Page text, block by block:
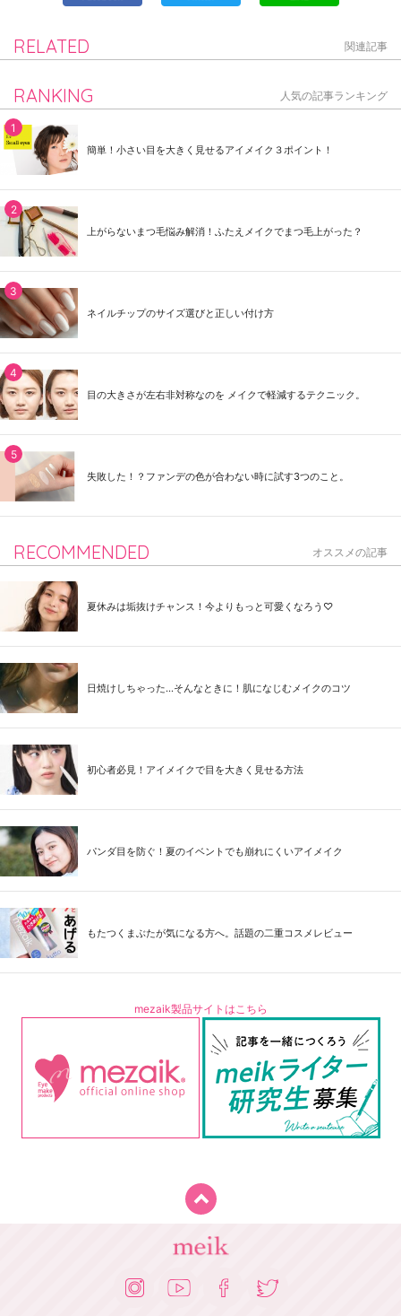
RELATED 関連記事
RANKING 人気の記事ランキング
簡単！小さい目を大きく見せるアイメイク３ポイント！
上がらないまつ毛悩み解消！ふたえメイクでまつ毛上がった？
ネイルチップのサイズ選びと正しい付け方
目の大きさが左右非対称なのを メイクで軽減するテクニック。
失敗した！？ファンデの色が合わない時に試す3つのこと。
RECOMMENDED オススメの記事
夏休みは垢抜けチャンス！今よりもっと可愛くなろう♡
日焼けしちゃった...そんなときに！肌になじむメイクのコツ
初心者必見！アイメイクで目を大きく見せる方法
パンダ目を防ぐ！夏のイベントでも崩れにくいアイメイク
もたつくまぶたが気になる方へ。話題の二重コスメレビュー
mezaik製品サイトはこちら